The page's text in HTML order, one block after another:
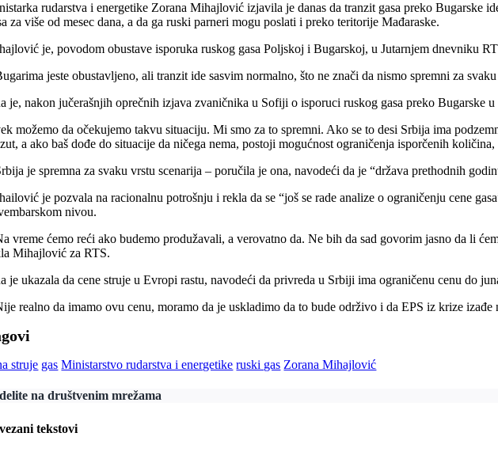
rudarstva i energetike Zorana Mihajlović izjavila je danas da tranzit gasa preko Bugarske
za više od mesec dana, a da ga ruski parneri mogu poslati i preko teritorije Mađaraske.
je, povodom obustave isporuka ruskog gasa Poljskoj i Bugarskoj, u Jutarnjem dnevniku
jeste obustavljeno, ali tranzit ide sasvim normalno, što ne znači da nismo spremni za
je, nakon jučerašnjih oprečnih izjava zvaničnika u Sofiji o isporuci ruskog gasa preko Bugarske
možemo da očekujemo takvu situaciju. Mi smo za to spremni. Ako se to desi Srbija ima
a ako baš dođe do situacije da ničega nema, postoji mogućnost ograničenja isporčenih
je spremna za svaku vrstu scenarija – poručila je ona, navodeći da je “država prethodnih
je pozvala na racionalnu potrošnju i rekla da se “još se rade analize o ograničenju cene
nivou.
vreme ćemo reći ako budemo produžavali, a verovatno da. Ne bih da sad govorim jasno da li
Mihajlović za RTS.
je ukazala da cene struje u Evropi rastu, navodeći da privreda u Srbiji ima ograničenu cenu do
realno da imamo ovu cenu, moramo da je uskladimo da to bude održivo i da EPS iz krize
struje gas Ministarstvo rudarstva i energetike ruski gas Zorana Mihajlović
na društvenim mrežama
tekstovi